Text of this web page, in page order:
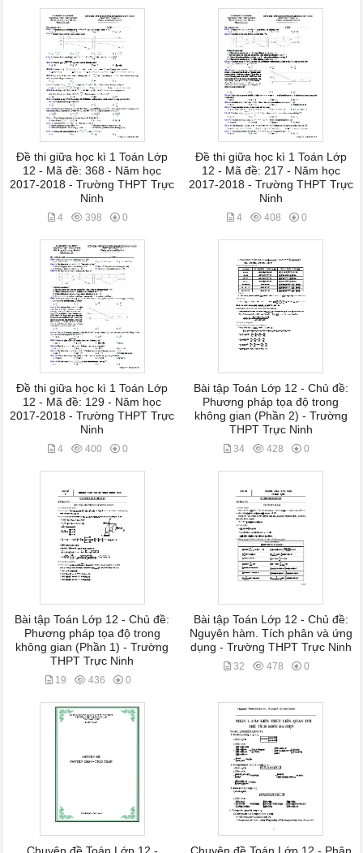
Đề thi giữa học kì 1 Toán Lớp
12 - Mã đề: 368 - Năm học
2017-2018 - Trường THPT Trực
Ninh
4 398 0
Đề thi giữa học kì 1 Toán Lớp
12 - Mã đề: 217 - Năm học
2017-2018 - Trường THPT Trực
Ninh
4 408 0
Đề thi giữa học kì 1 Toán Lớp
12 - Mã đề: 129 - Năm học
2017-2018 - Trường THPT Trực
Ninh
4 400 0
Bài tập Toán Lớp 12 - Chủ đề:
Phương pháp tọa độ trong
không gian (Phần 2) - Trường
THPT Trực Ninh
34 428 0
Bài tập Toán Lớp 12 - Chủ đề:
Phương pháp tọa độ trong
không gian (Phần 1) - Trường
THPT Trực Ninh
19 436 0
Bài tập Toán Lớp 12 - Chủ đề:
Nguyên hàm. Tích phân và ứng
dụng - Trường THPT Trực Ninh
32 478 0